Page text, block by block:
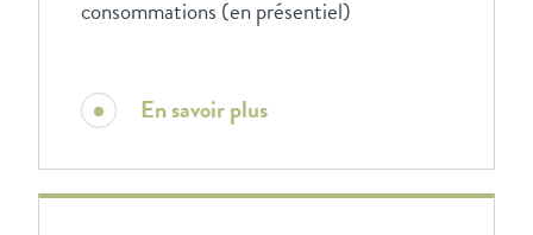
consommations (en présentiel)
En savoir plus